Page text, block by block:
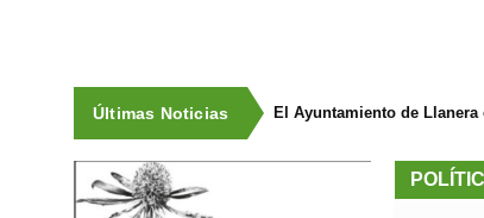
Últimas Noticias El Ayuntamiento de